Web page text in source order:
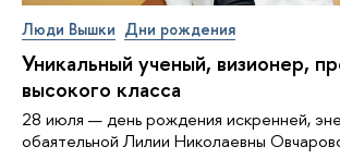
Люди Вышки Дни рождения
Уникальный ученый, визионер,
высокого класса
28 июля — день рождения искренней,
обаятельной Лилии Николаевны